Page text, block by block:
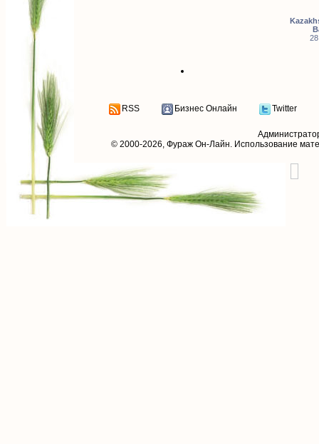
RSS Бизнес Онлайн Twitter
© 2000-2026, Фураж Он-Лайн. Использование